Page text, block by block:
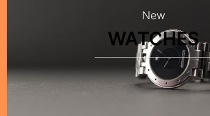
New
WATCHES